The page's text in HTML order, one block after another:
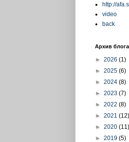
http://
video
back
Архив блога
► 2026 (1)
► 2025 (6)
► 2024 (8)
► 2023 (7)
► 2022 (8)
► 2021 (12)
► 2020 (11)
► 2019 (5)